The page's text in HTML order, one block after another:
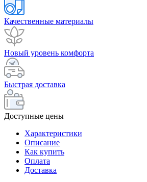
Качественные материалы
Новый уровень комфорта
Быстрая доставка
Доступные цены
Характеристики
Описание
Как купить
Оплата
Доставка